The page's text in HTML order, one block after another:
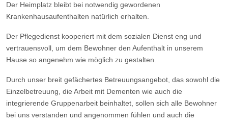
Der Heimplatz bleibt bei notwendig gewordenen
Krankenhausaufenthalten natürlich erhalten.
Der Pflegedienst kooperiert mit dem sozialen Dienst eng und
vertrauensvoll, um dem Bewohner den Aufenthalt in unserem
Hause so angenehm wie möglich zu gestalten.
Durch unser breit gefächertes Betreuungsangebot, das sowohl die
Einzelbetreuung, die Arbeit mit Dementen wie auch die
integrierende Gruppenarbeit beinhaltet, sollen sich alle Bewohner
bei uns verstanden und angenommen fühlen und auch die